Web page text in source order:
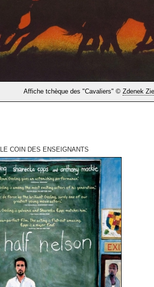
Affiche tchèque des "Cavaliers" © Zdenek
LE COIN DES ENSEIGNANTS